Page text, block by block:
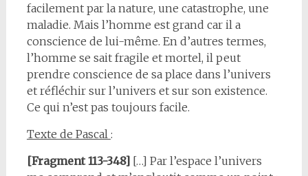
facilement par la nature, une catastrophe, une
maladie. Mais l’homme est grand car il a
conscience de lui-même. En d’autres termes,
l’homme se sait fragile et mortel, il peut
prendre conscience de sa place dans l’univers
et réfléchir sur l’univers et sur son existence.
Ce qui n’est pas toujours facile.
Texte de Pascal :
[Fragment 113-348][…] Par l’espace l’univers